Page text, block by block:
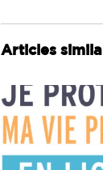
Articles